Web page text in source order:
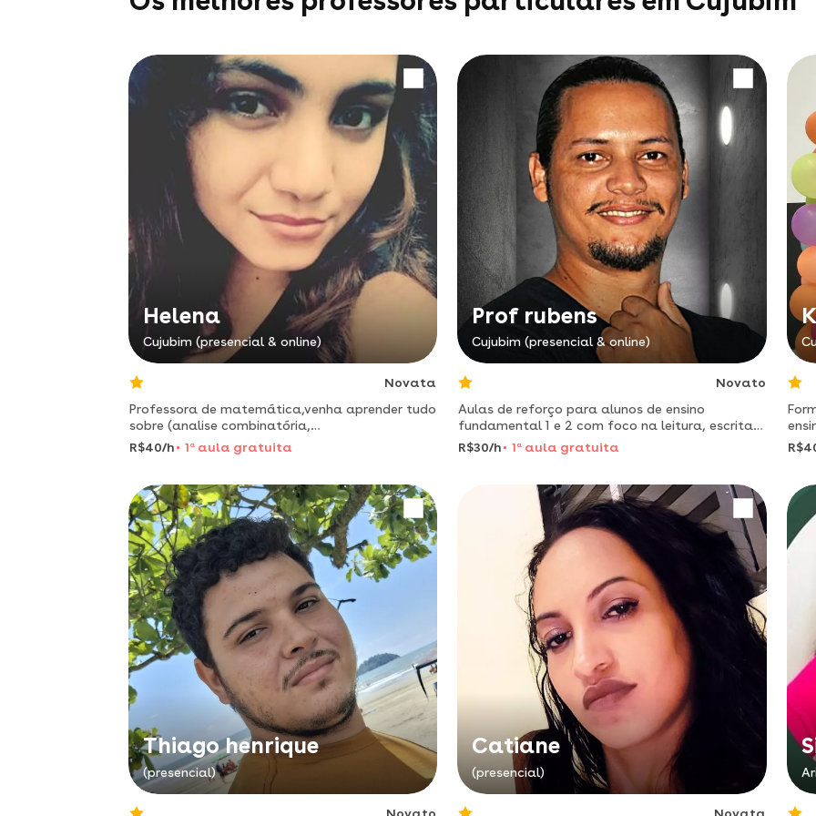
Helena
Cujubim (presencial & online)
Novata
Professora de matemática,venha aprender tudo
sobre (analise combinatória,
teoremas,cálculos,etc.....)
R$40/h 1 a aula gratuita
Prof rubens
Cujubim (presencial & online)
Novato
Aulas de reforço para alunos de ensino
fundamental 1 e 2 com foco na leitura, escrita e
na resolução de problemas matemáticos.
R$30/h 1 a aula gratuita
Thiago henrique
(presencial)
Novato
Catiane
(presencial)
Novata